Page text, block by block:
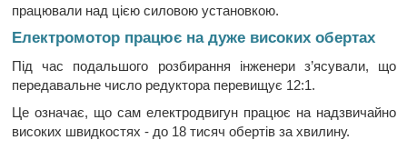
працювали над цією силовою установкою.
Електромотор працює на дуже високих обертах
Під час подальшого розбирання інженери з’ясували, що
передавальне число редуктора перевищує 12:1.
Це означає, що сам електродвигун працює на надзвичайно
високих швидкостях - до 18 тисяч обертів за хвилину.